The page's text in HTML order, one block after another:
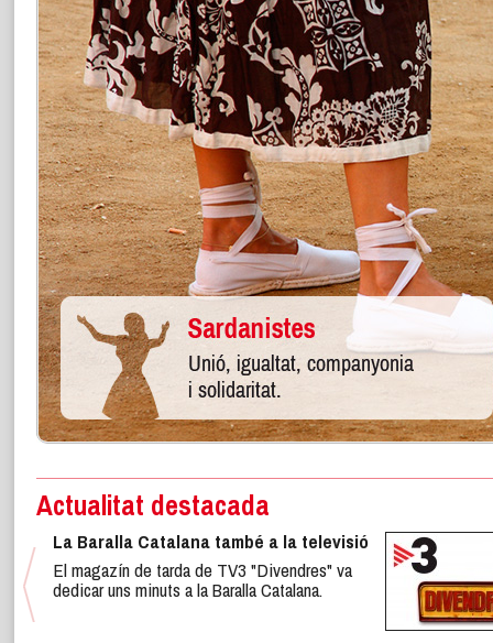
Actualitat destacada
La Baralla Catalana també a la televisió
El magazín de tarda de TV3 "Divendres" va
dedicar uns minuts a la Baralla Catalana.